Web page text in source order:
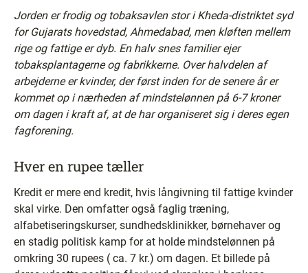
Jorden er frodig og tobaksavlen stor i Kheda-distriktet syd
for Gujarats hovedstad, Ahmedabad, men kløften mellem
rige og fattige er dyb. En halv snes familier ejer
tobaksplantagerne og fabrikkerne. Over halvdelen af
arbejderne er kvinder, der først inden for de senere år er
kommet op i nærheden af mindstelønnen på 6-7 kroner
om dagen i kraft af, at de har organiseret sig i deres egen
fagforening.
Hver en rupee tæller
Kredit er mere end kredit, hvis långivning til fattige kvinder
skal virke. Den omfatter også faglig træning,
alfabetiseringskurser, sundhedsklinikker, børnehaver og
en stadig politisk kamp for at holde mindstelønnen på
omkring 30 rupees ( ca. 7 kr.) om dagen. Et billede på